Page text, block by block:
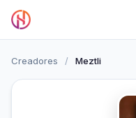
Creadores / Meztli